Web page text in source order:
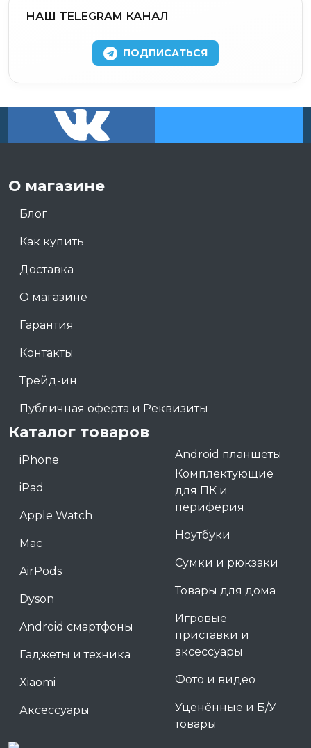
НАШ TELEGRAM КАНАЛ
ПОДПИСАТЬСЯ
О магазине
Блог
Как купить
Доставка
О магазине
Гарантия
Контакты
Трейд-ин
Публичная оферта и Реквизиты
Каталог товаров
iPhone
iPad
Apple Watch
Mac
AirPods
Dyson
Android смартфоны
Гаджеты и техника
Xiaomi
Аксессуары
Android планшеты
Комплектующие
для ПК и
периферия
Ноутбуки
Сумки и рюкзаки
Товары для дома
Игровые
приставки и
аксессуары
Фото и видео
Уценённые и Б/У
товары